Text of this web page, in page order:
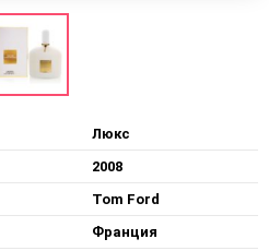
Люкс
2008
Tom Ford
Франция